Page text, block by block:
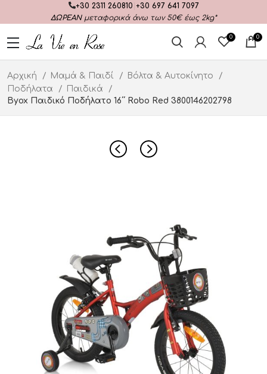
+30 2311 260810 +30 697 641 7097
ΔΩΡΕΑΝμεταφορικά άνω των 50€ έως 2kg*
0 0
Αρχική Μαμά & Παιδί
Βόλτα & Αυτοκίνητο
Ποδήλατα
Παιδικά
Byox Παιδικό Ποδήλατο 16΄΄ Robo Red 3800146202798